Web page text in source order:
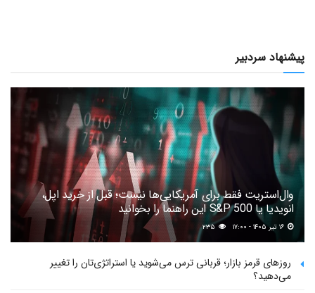
پیشنهاد سردبیر
وال‌استریت فقط برای آمریکایی‌ها نیست؛ قبل از خرید اپل،
انویدیا یا S&P 500 این راهنما را بخوانید
۲۳۵
روزهای قرمز بازار؛ قربانی ترس می‌شوید یا استراتژی‌تان را تغییر
می‌دهید؟